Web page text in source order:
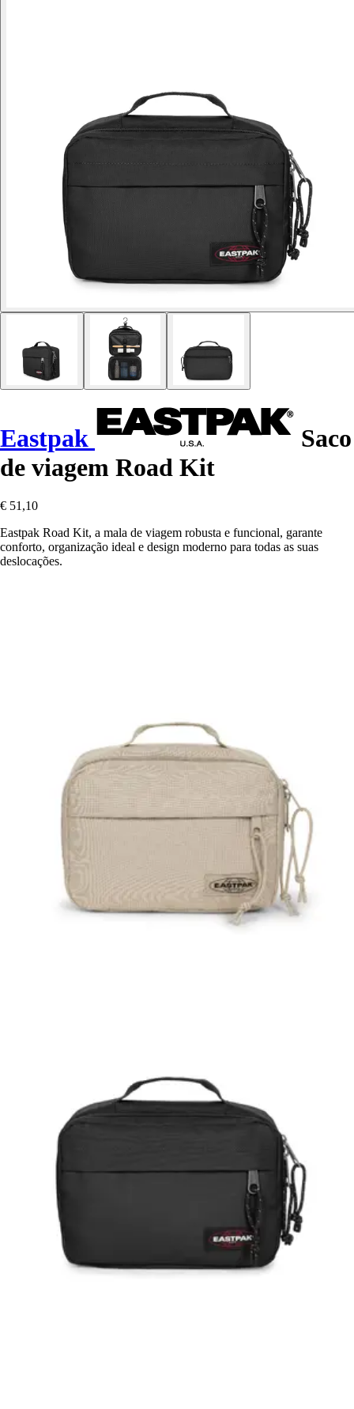
Eastpak
Saco
de viagem Road Kit
€ 51,10
Eastpak Road Kit, a mala de viagem robusta e funcional, garante
conforto, organização ideal e design moderno para todas as suas
deslocações.